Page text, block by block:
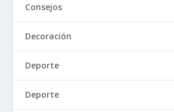
Consejos
Decoración
Deporte
Deporte